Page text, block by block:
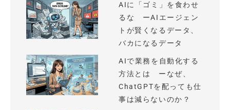
AIに「ゴミ」を食わせ
るな ーAIエージェン
トが賢くなるデータ、
バカになるデータ
AIで業務を自動化する
方法とは ーなぜ、
ChatGPTを配っても仕
事は減らないのか？